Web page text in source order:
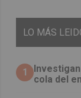
LO MÁS
1
cola del